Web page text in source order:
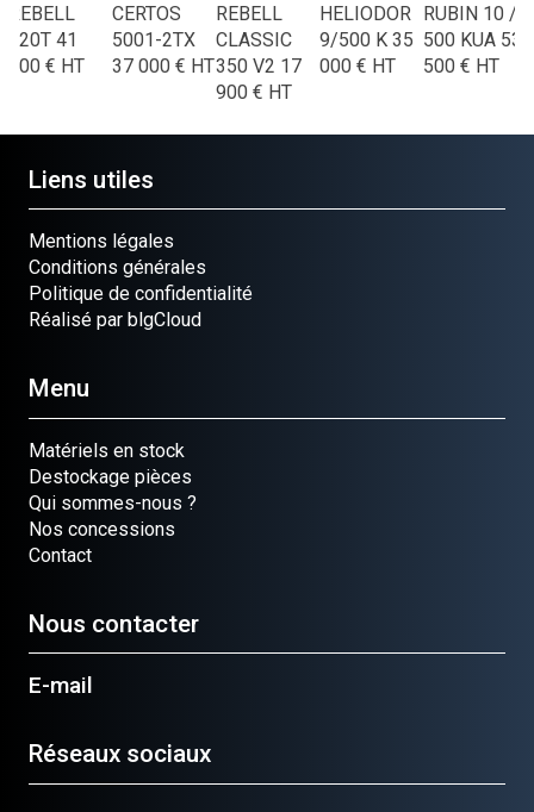
REBELL
520T 41
500 € HT
CERTOS
5001-2TX
37 000 € HT
REBELL
CLASSIC
350 V2 17
900 € HT
HELIODOR
9/500 K 35
000 € HT
RUBIN 10 /
500 KUA 53
500 € HT
Liens utiles
Mentions légales
Conditions générales
Politique de confidentialité
Réalisé par blgCloud
Menu
Matériels en stock
Destockage pièces
Qui sommes-nous ?
Nos concessions
Contact
Nous contacter
E-mail
Réseaux sociaux